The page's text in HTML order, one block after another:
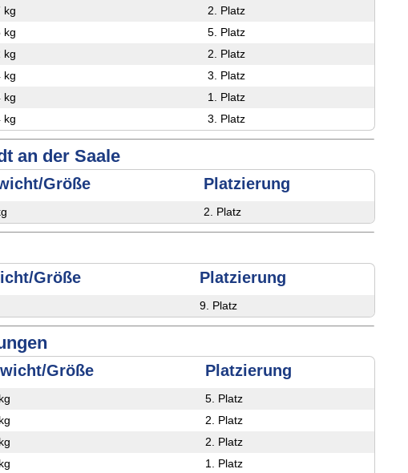
kg
2. Platz
kg
5. Platz
kg
2. Platz
kg
3. Platz
kg
1. Platz
kg 3. Platz
an der Saale
Größe Platzierung
2. Platz
Größe Platzierung
9. Platz
Größe Platzierung
5. Platz
2. Platz
2. Platz
1. Platz